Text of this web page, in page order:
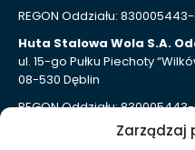
Zarządzaj
REGON Oddziału:
Huta Stalowa Wola S.A.
ul. 15-go Pułku Piechoty
08-530 Dęblin
REGON Oddziału:
Huta Stalowa Wola S.A.